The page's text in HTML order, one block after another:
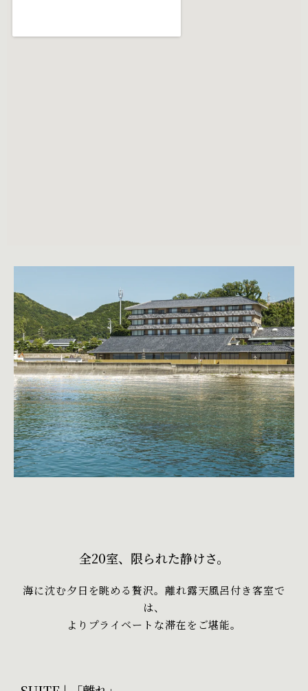
全20室、限られた静けさ。
海に沈む夕日を眺める贅沢。離れ露天風呂付き客室で
は、
よりプライベートな滞在をご堪能。